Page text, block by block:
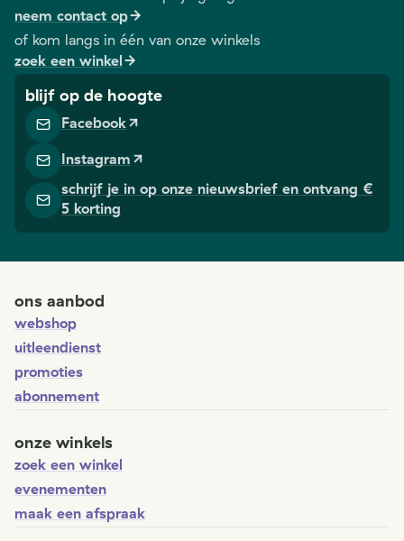
getuigenissen in
gidsen.
neem contact op
of kom langs in één van onze winkels
zoek een winkel
blijf op de hoogte
Facebook
Instagram
schrijf je in op onze nieuwsbrief en ontvang €
5 korting
ons aanbod
webshop
uitleendienst
promoties
abonnement
onze winkels
zoek een winkel
evenementen
maak een afspraak